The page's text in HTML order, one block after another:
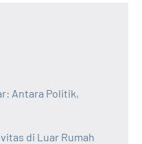
Antara Politik,
di Luar Rumah